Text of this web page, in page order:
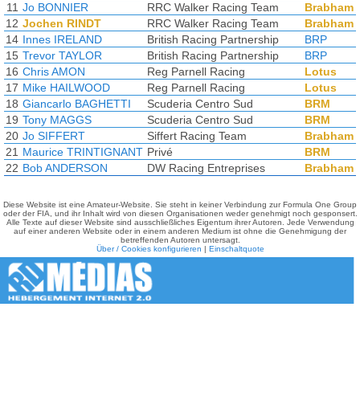
11 Jo BONNIER RRC Walker Racing Team Brabham
12 Jochen RINDT RRC Walker Racing Team Brabham
14 Innes IRELAND British Racing Partnership BRP
15 Trevor TAYLOR British Racing Partnership BRP
16 Chris AMON Reg Parnell Racing Lotus
17 Mike HAILWOOD Reg Parnell Racing Lotus
18 Giancarlo BAGHETTI Scuderia Centro Sud BRM
19 Tony MAGGS Scuderia Centro Sud BRM
20 Jo SIFFERT Siffert Racing Team Brabham
21 Maurice TRINTIGNANT Privé BRM
22 Bob ANDERSON DW Racing Entreprises Brabham
Diese Website ist eine Amateur-Website. Sie steht in keiner Verbindung zur Formula One Group
oder der FIA, und ihr Inhalt wird von diesen Organisationen weder genehmigt noch gesponsert.
Alle Texte auf dieser Website sind ausschließliches Eigentum ihrer Autoren. Jede Verwendung
auf einer anderen Website oder in einem anderen Medium ist ohne die Genehmigung der
betreffenden Autoren untersagt.
Über / Cookies konfigurieren | Einschaltquote